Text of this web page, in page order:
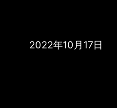
2022年10月17日